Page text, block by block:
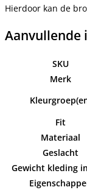
Hierdoor kan de
SKU
Merk
Fit
Materiaal
Geslacht
Gewicht kleding